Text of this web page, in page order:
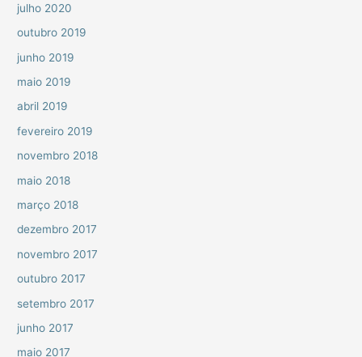
julho 2020
outubro 2019
junho 2019
maio 2019
abril 2019
fevereiro 2019
novembro 2018
maio 2018
março 2018
dezembro 2017
novembro 2017
outubro 2017
setembro 2017
junho 2017
maio 2017